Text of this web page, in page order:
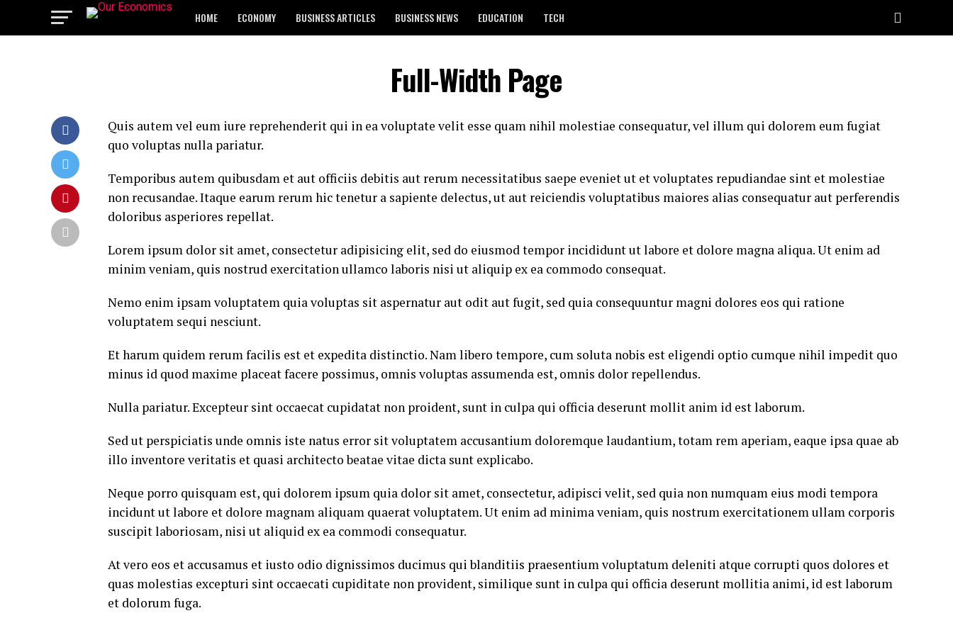
HOME ECONOMY BUSINESS ARTICLES BUSINESS NEWS EDUCATION TECH
Full-Width Page
Quis autem vel eum iure reprehenderit qui in ea voluptate velit esse quam nihil molestiae consequatur, vel illum qui dolorem eum fugiat
quo voluptas nulla pariatur.
Temporibus autem quibusdam et aut officiis debitis aut rerum necessitatibus saepe eveniet ut et voluptates repudiandae sint et molestiae
non recusandae. Itaque earum rerum hic tenetur a sapiente delectus, ut aut reiciendis voluptatibus maiores alias consequatur aut perferendis
doloribus asperiores repellat.
Lorem ipsum dolor sit amet, consectetur adipisicing elit, sed do eiusmod tempor incididunt ut labore et dolore magna aliqua. Ut enim ad
minim veniam, quis nostrud exercitation ullamco laboris nisi ut aliquip ex ea commodo consequat.
Nemo enim ipsam voluptatem quia voluptas sit aspernatur aut odit aut fugit, sed quia consequuntur magni dolores eos qui ratione
voluptatem sequi nesciunt.
Et harum quidem rerum facilis est et expedita distinctio. Nam libero tempore, cum soluta nobis est eligendi optio cumque nihil impedit quo
minus id quod maxime placeat facere possimus, omnis voluptas assumenda est, omnis dolor repellendus.
Nulla pariatur. Excepteur sint occaecat cupidatat non proident, sunt in culpa qui officia deserunt mollit anim id est laborum.
Sed ut perspiciatis unde omnis iste natus error sit voluptatem accusantium doloremque laudantium, totam rem aperiam, eaque ipsa quae ab
illo inventore veritatis et quasi architecto beatae vitae dicta sunt explicabo.
Neque porro quisquam est, qui dolorem ipsum quia dolor sit amet, consectetur, adipisci velit, sed quia non numquam eius modi tempora
incidunt ut labore et dolore magnam aliquam quaerat voluptatem. Ut enim ad minima veniam, quis nostrum exercitationem ullam corporis
suscipit laboriosam, nisi ut aliquid ex ea commodi consequatur.
At vero eos et accusamus et iusto odio dignissimos ducimus qui blanditiis praesentium voluptatum deleniti atque corrupti quos dolores et
quas molestias excepturi sint occaecati cupiditate non provident, similique sunt in culpa qui officia deserunt mollitia animi, id est laborum
et dolorum fuga.